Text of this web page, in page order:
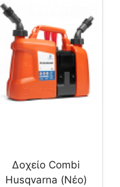
Δοχείο Combi
Husqvarna (Νέο)